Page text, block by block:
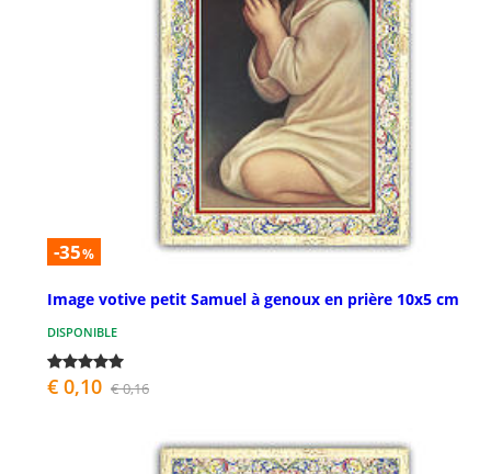
-35%
Image votive petit Samuel à genoux en prière 10x5 cm
DISPONIBLE
€ 0,10 € 0,16